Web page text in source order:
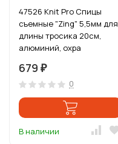
47526 Knit Pro Спицы
съемные "Zing" 5,5мм для
длины тросика 20см,
алюминий, охра
679 ₽
0
В наличии